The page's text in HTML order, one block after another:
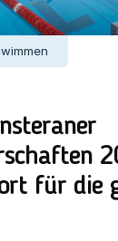
für die